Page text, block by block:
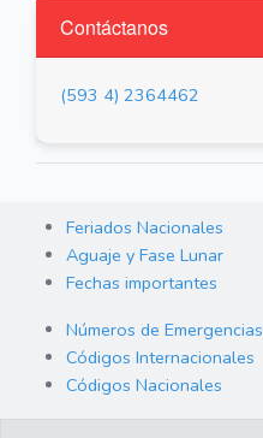
Contáctanos
(593 4) 2364462
Feriados Nacionales
Aguaje y Fase Lunar
Fechas importantes
Números de Emergencias
Códigos Internacionales
Códigos Nacionales